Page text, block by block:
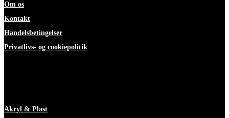
Om os
Kontakt
Handelsbetingelser
Privatlivs- og cookiepolitik
Akryl & Plast